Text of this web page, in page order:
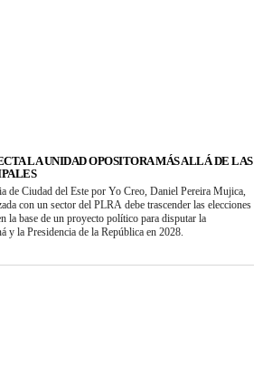
LA UNIDAD OPOSITORA MÁS ALLÁ DE LAS
de Ciudad del Este por Yo Creo, Daniel Pereira Mujica,
con un sector del PLRA debe trascender las elecciones
la base de un proyecto político para disputar la
y la Presidencia de la República en 2028.